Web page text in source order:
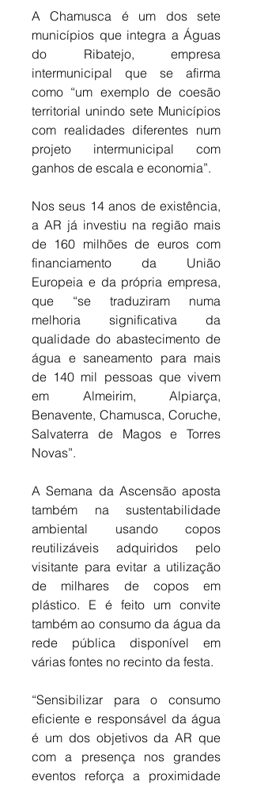
A Chamusca é um dos sete
municípios que integra a Águas
do Ribatejo, empresa
intermunicipal que se afirma
como “um exemplo de coesão
territorial unindo sete Municípios
com realidades diferentes num
projeto intermunicipal com
ganhos de escala e economia”.
Nos seus 14 anos de existência,
a AR já investiu na região mais
de 160 milhões de euros com
financiamento da União
Europeia e da própria empresa,
que “se traduziram numa
melhoria significativa da
qualidade do abastecimento de
água e saneamento para mais
de 140 mil pessoas que vivem
em Almeirim, Alpiarça,
Benavente, Chamusca, Coruche,
Salvaterra de Magos e Torres
Novas”.
A Semana da Ascensão aposta
também na sustentabilidade
ambiental usando copos
reutilizáveis adquiridos pelo
visitante para evitar a utilização
de milhares de copos em
plástico. E é feito um convite
também ao consumo da água da
rede pública disponível em
várias fontes no recinto da festa.
“Sensibilizar para o consumo
eficiente e responsável da água
é um dos objetivos da AR que
com a presença nos grandes
eventos reforça a proximidade